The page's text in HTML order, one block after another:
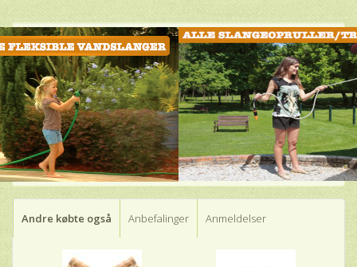
Andre købte også Anbefalinger Anmeldelser